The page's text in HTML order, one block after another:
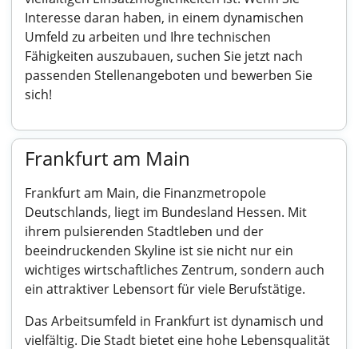
Interesse daran haben, in einem dynamischen
Umfeld zu arbeiten und Ihre technischen
Fähigkeiten auszubauen, suchen Sie jetzt nach
passenden Stellenangeboten und bewerben Sie
sich!
Frankfurt am Main
Frankfurt am Main, die Finanzmetropole
Deutschlands, liegt im Bundesland Hessen. Mit
ihrem pulsierenden Stadtleben und der
beeindruckenden Skyline ist sie nicht nur ein
wichtiges wirtschaftliches Zentrum, sondern auch
ein attraktiver Lebensort für viele Berufstätige.
Das Arbeitsumfeld in Frankfurt ist dynamisch und
vielfältig. Die Stadt bietet eine hohe Lebensqualität